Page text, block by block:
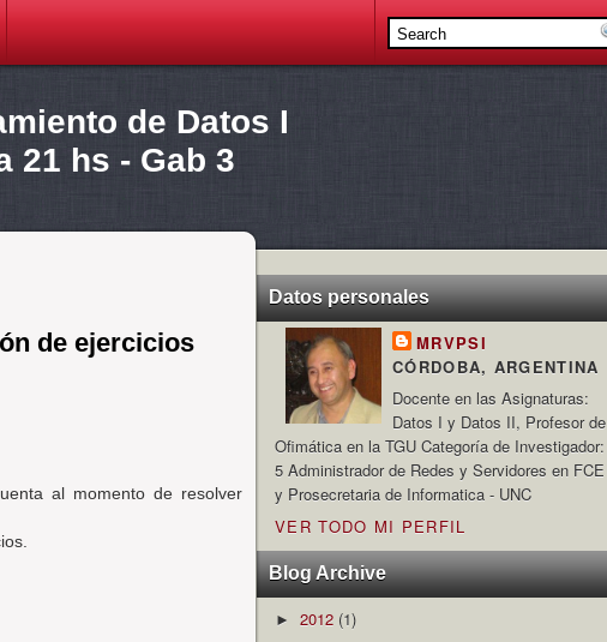
de Datos I
21 hs - Gab 3
de ejercicios
al momento de resolver
Datos personales
MRVPSI
CÓRDOBA, ARGENTINA
Docente en las Asignaturas:
Datos I y Datos II, Profesor de
Ofimática en la TGU Categoría de Investigador:
5 Administrador de Redes y Servidores en FCE
y Prosecretaria de Informatica - UNC
VER TODO MI PERFIL
Blog Archive
► 2012 (1)